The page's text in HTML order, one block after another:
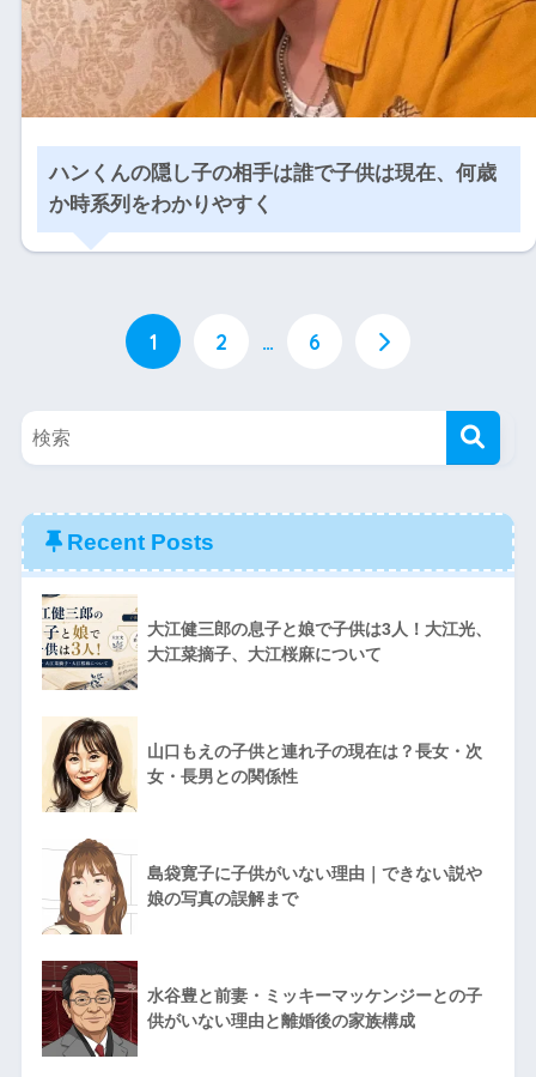
ハンくんの隠し子の相手は誰で子供は現在、何歳
か時系列をわかりやすく
1 2 … 6
Recent Posts
大江健三郎の息子と娘で子供は3人！大江光、
大江菜摘子、大江桜麻について
山口もえの子供と連れ子の現在は？長女・次
女・長男との関係性
島袋寛子に子供がいない理由｜できない説や
娘の写真の誤解まで
水谷豊と前妻・ミッキーマッケンジーとの子
供がいない理由と離婚後の家族構成